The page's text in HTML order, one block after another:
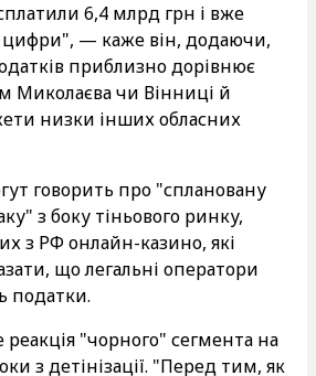
6,4 млрд грн і вже
— каже він, додаючи,
приблизно дорівнює
Миколаєва чи Вінниці й
низки інших обласних
говорить про "сплановану
з боку тіньового ринку,
з РФ онлайн-казино, які
що легальні оператори
податки.
"чорного" сегмента на
з детінізації. "Перед тим, як